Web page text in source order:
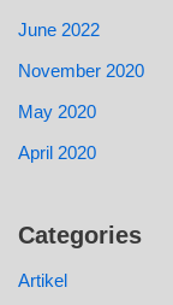
June 2022
November 2020
May 2020
April 2020
Categories
Artikel